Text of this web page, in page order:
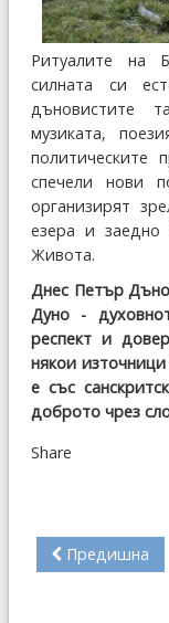
Ритуалите на
силната си
дъновистите
музиката,
политическите
спечели нови
организирят
езера и заедно
Живота.
Днес Петър
Дуно -
респект и
някои
е със
доброто чрез
Share
Предишна